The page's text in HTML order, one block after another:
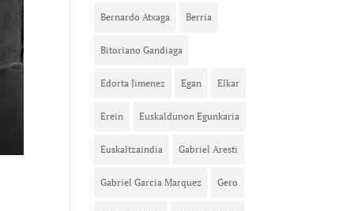
Bernardo Atxaga Berria
Bitoriano Gandiaga
Edorta Jimenez Egan Elkar
Erein Euskaldunon Egunkaria
Euskaltzaindia Gabriel Aresti
Gabriel Garcia Marquez Gero